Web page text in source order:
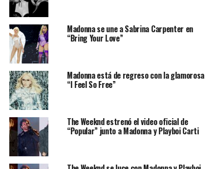
Madonna se une a Sabrina Carpenter en
“Bring Your Love”
Madonna está de regreso con la glamorosa
“I Feel So Free”
The Weeknd estrenó el video oficial de
“Popular” junto a Madonna y Playboi Carti